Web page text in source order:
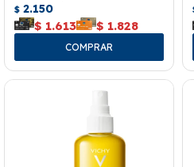
$ 2.150
$ 1.613 $ 1.828